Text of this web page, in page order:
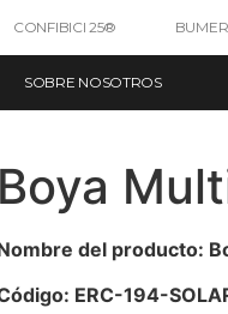
CONFIBICI 25®
SOBRE NOSOTROS
Boya
del producto:
ERC-194-